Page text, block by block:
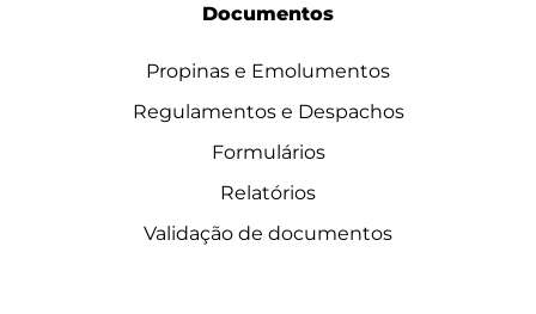
Documentos
Propinas e Emolumentos
Regulamentos e Despachos
Formulários
Relatórios
Validação de documentos